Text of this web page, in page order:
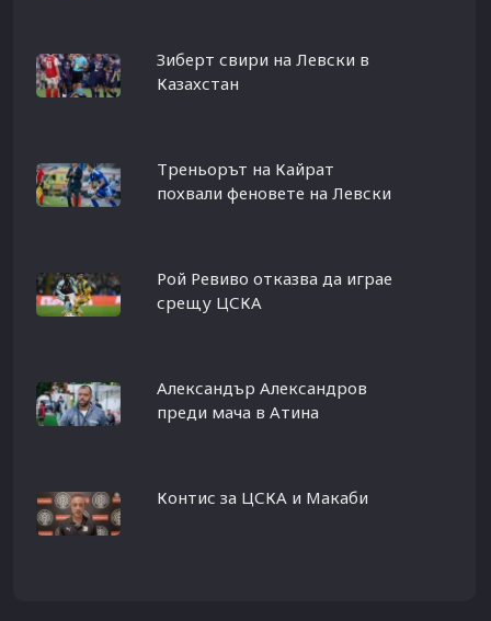
Зиберт свири на Левски в
Казахстан
Треньорът на Кайрат
похвали феновете на Левски
Рой Ревиво отказва да играе
срещу ЦСКА
Александър Александров
преди мача в Атина
Контис за ЦСКА и Макаби